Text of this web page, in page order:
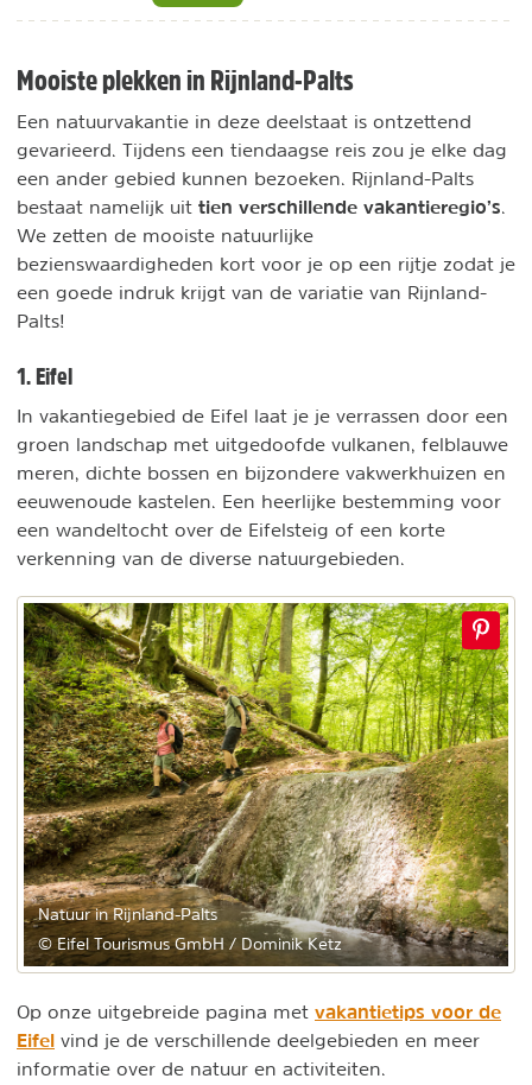
Mooiste plekken in Rijnland-Palts
Een natuurvakantie in deze deelstaat is ontzettend
gevarieerd. Tijdens een tiendaagse reis zou je elke dag
een ander gebied kunnen bezoeken. Rijnland-Palts
bestaat namelijk uit tien verschillende vakantieregio’s
We zetten de mooiste natuurlijke
bezienswaardigheden kort voor je op een rijtje zodat je
een goede indruk krijgt van de variatie van Rijnland-
Palts!
1. Eifel
In vakantiegebied de Eifel laat je je verrassen door een
groen landschap met uitgedoofde vulkanen, felblauwe
meren, dichte bossen en bijzondere vakwerkhuizen en
eeuwenoude kastelen. Een heerlijke bestemming voor
een wandeltocht over de Eifelsteig of een korte
verkenning van de diverse natuurgebieden.
Natuur in Rijnland-Palts
© Eifel Tourismus GmbH / Dominik Ketz
Op onze uitgebreide pagina met vakantietips voor de
Eifel vind je de verschillende deelgebieden en meer
informatie over de natuur en activiteiten.